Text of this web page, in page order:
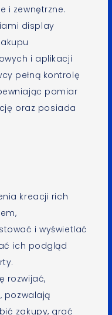
i zewnętrzne.
display
i aplikacji
pełną kontrolę
pomiar
oraz posiada
kreacji rich
i wyświetlać
ich podgląd
rozwijać,
pozwalają
zakupy, grać